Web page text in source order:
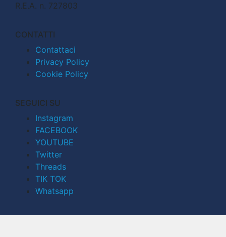
R.E.A. n. 727803
CONTATTI
Contattaci
Privacy Policy
Cookie Policy
SEGUICI SU
Instagram
FACEBOOK
YOUTUBE
Twitter
Threads
TIK TOK
Whatsapp